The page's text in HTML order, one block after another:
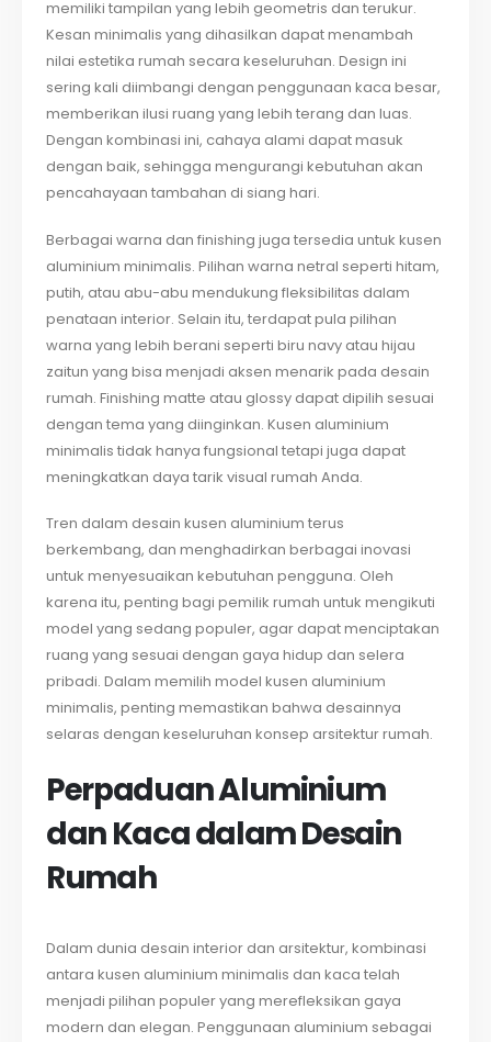
memiliki tampilan yang lebih geometris dan terukur.
Kesan minimalis yang dihasilkan dapat menambah
nilai estetika rumah secara keseluruhan. Design ini
sering kali diimbangi dengan penggunaan kaca besar,
memberikan ilusi ruang yang lebih terang dan luas.
Dengan kombinasi ini, cahaya alami dapat masuk
dengan baik, sehingga mengurangi kebutuhan akan
pencahayaan tambahan di siang hari.
Berbagai warna dan finishing juga tersedia untuk kusen
aluminium minimalis. Pilihan warna netral seperti hitam,
putih, atau abu-abu mendukung fleksibilitas dalam
penataan interior. Selain itu, terdapat pula pilihan
warna yang lebih berani seperti biru navy atau hijau
zaitun yang bisa menjadi aksen menarik pada desain
rumah. Finishing matte atau glossy dapat dipilih sesuai
dengan tema yang diinginkan. Kusen aluminium
minimalis tidak hanya fungsional tetapi juga dapat
meningkatkan daya tarik visual rumah Anda.
Tren dalam desain kusen aluminium terus
berkembang, dan menghadirkan berbagai inovasi
untuk menyesuaikan kebutuhan pengguna. Oleh
karena itu, penting bagi pemilik rumah untuk mengikuti
model yang sedang populer, agar dapat menciptakan
ruang yang sesuai dengan gaya hidup dan selera
pribadi. Dalam memilih model kusen aluminium
minimalis, penting memastikan bahwa desainnya
selaras dengan keseluruhan konsep arsitektur rumah.
Perpaduan Aluminium
dan Kaca dalam Desain
Rumah
Dalam dunia desain interior dan arsitektur, kombinasi
antara kusen aluminium minimalis dan kaca telah
menjadi pilihan populer yang merefleksikan gaya
modern dan elegan. Penggunaan aluminium sebagai